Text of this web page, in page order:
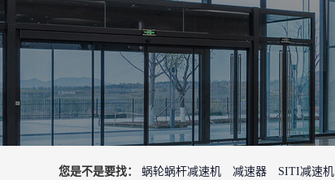
您是不是要找： 蜗轮蜗杆减速机 减速器 SITI减速机